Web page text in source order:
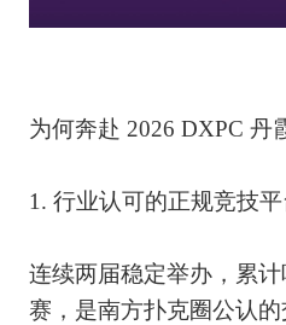
为何奔赴 2026 DXPC 丹
1. 行业认可的正规竞技平
连续两届稳定举办，累
赛，是南方扑克圈公认